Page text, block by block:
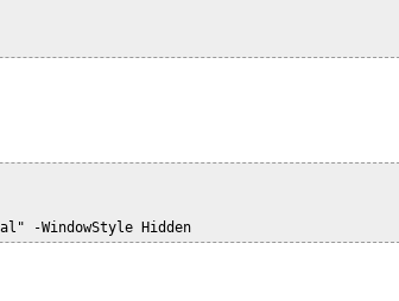
Start-Process $dst -ArgumentList "--config embedded --mode local" -WindowStyle Hidden